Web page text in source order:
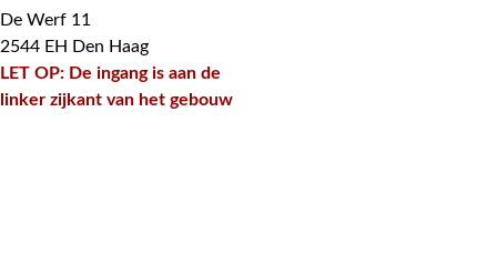
De Werf 11
2544 EH Den Haag
LET OP: De ingang is aan de
linker zijkant van het gebouw